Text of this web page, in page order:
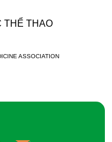
THỂ THAO
ASSOCIATION